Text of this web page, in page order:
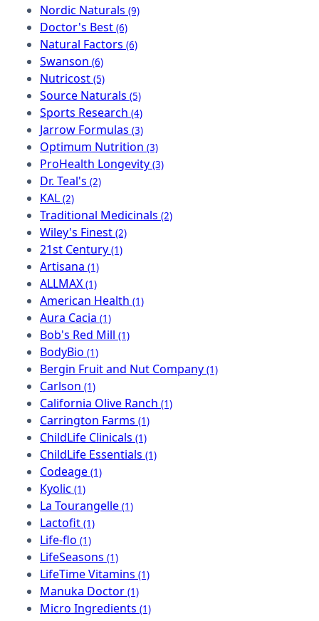
Nordic Naturals (9)
Doctor's Best (6)
Natural Factors (6)
Swanson (6)
Nutricost (5)
Source Naturals (5)
Sports Research (4)
Jarrow Formulas (3)
Optimum Nutrition (3)
ProHealth Longevity (3)
Dr. Teal's (2)
KAL (2)
Traditional Medicinals (2)
Wiley's Finest (2)
21st Century (1)
Artisana (1)
ALLMAX (1)
American Health (1)
Aura Cacia (1)
Bob's Red Mill (1)
BodyBio (1)
Bergin Fruit and Nut Company (1)
Carlson (1)
California Olive Ranch (1)
Carrington Farms (1)
ChildLife Clinicals (1)
ChildLife Essentials (1)
Codeage (1)
Kyolic (1)
La Tourangelle (1)
Lactofit (1)
Life-flo (1)
LifeSeasons (1)
LifeTime Vitamins (1)
Manuka Doctor (1)
Micro Ingredients (1)